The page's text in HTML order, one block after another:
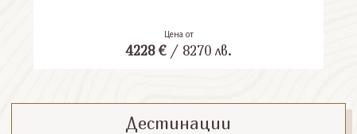
Цена от
4228 €/ 8270 лв.
Дестинации